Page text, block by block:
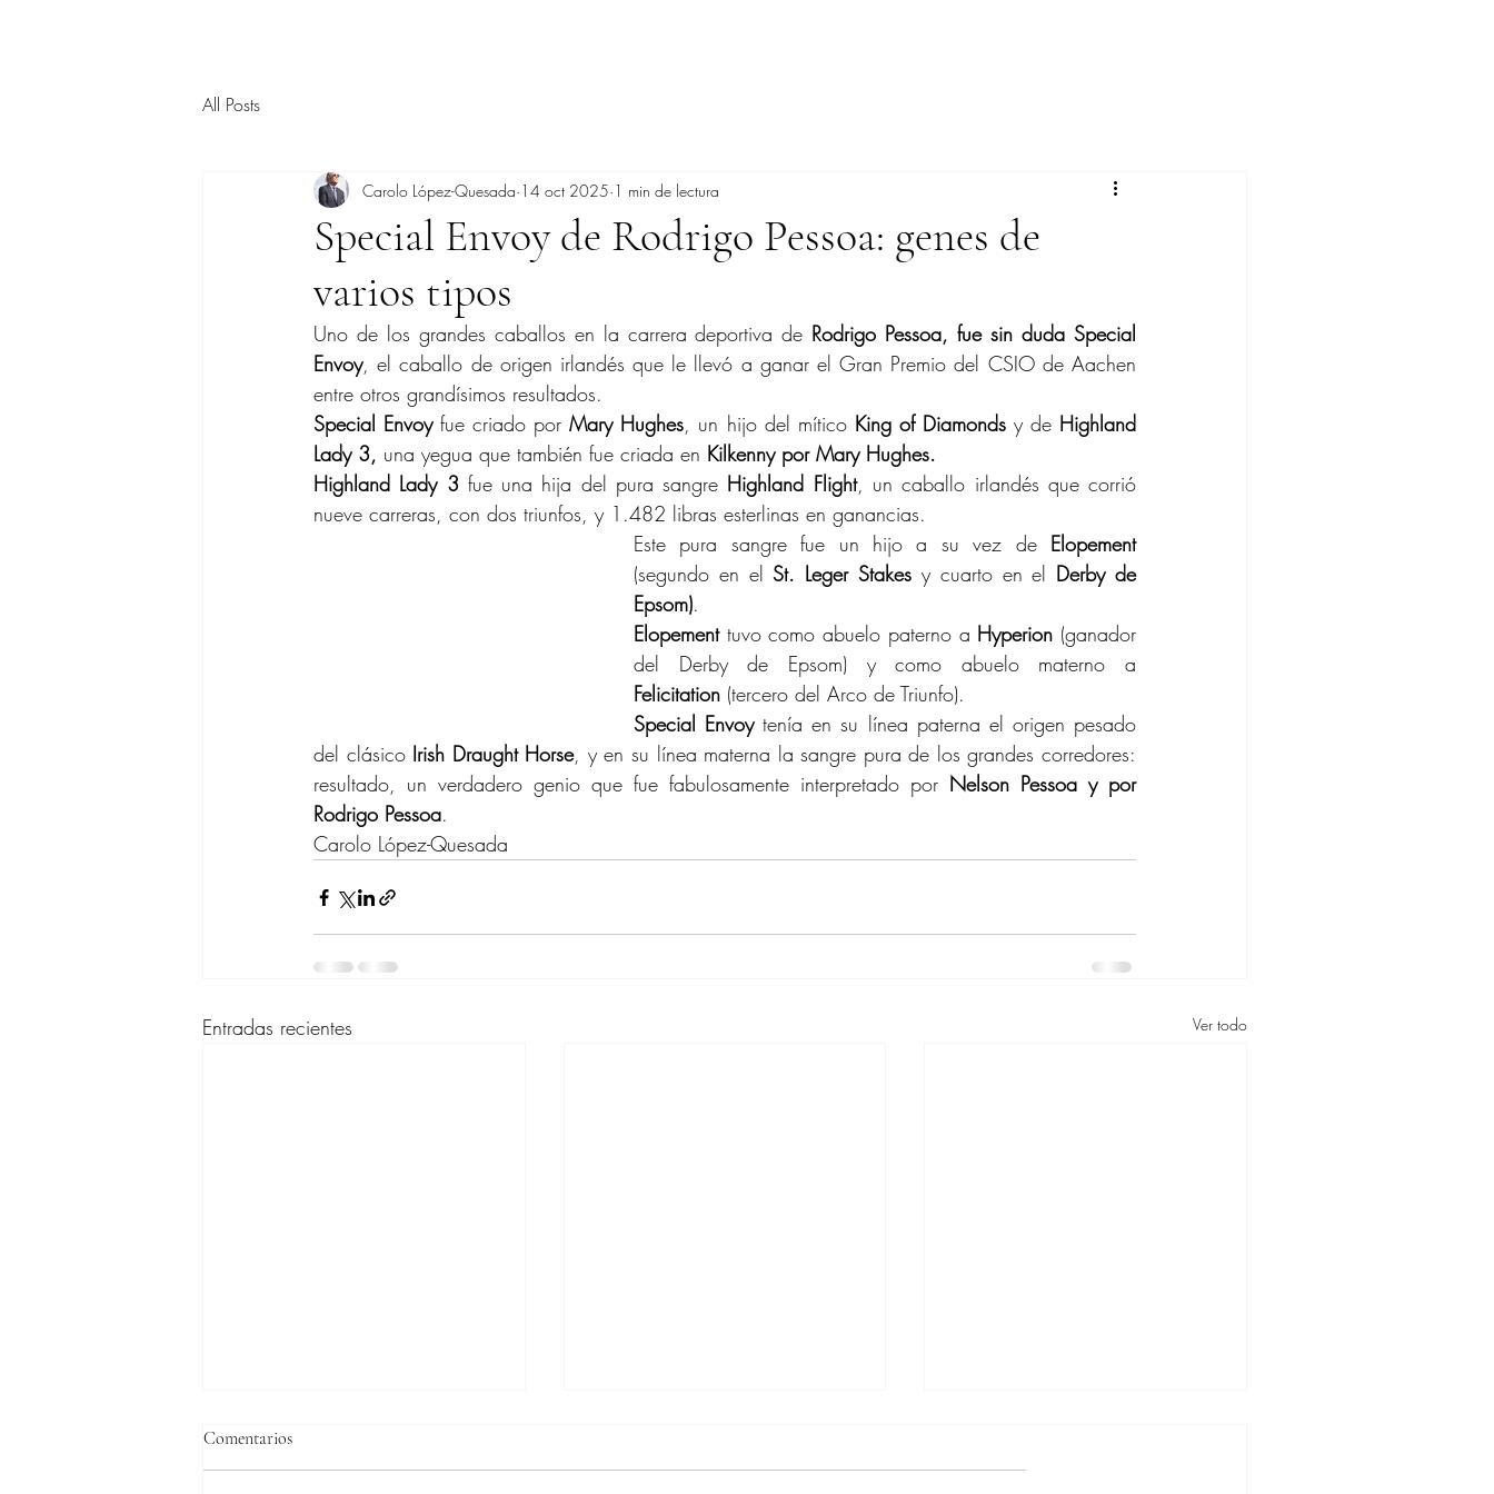
All Posts
Special Envoy de Rodrigo Pessoa: genes de
varios tipos
Carolo López-Quesada 14 oct 2025 1 min de lectura
Uno de los grandes caballos en la carrera deportiva de Rodrigo Pessoa, fue sin duda Special
Envoy, el caballo de origen irlandés que le llevó a ganar el Gran Premio del CSIO de Aachen
entre otros grandísimos resultados.
Special Envoy fue criado por Mary Hughes, un hijo del mítico King of Diamonds y de Highland
Lady 3, una yegua que también fue criada en Kilkenny por Mary Hughes.
Highland Lady 3 fue una hija del pura sangre Highland Flight, un caballo irlandés que corrió
nueve carreras, con dos triunfos, y 1.482 libras esterlinas en ganancias.
Este pura sangre fue un hijo a su vez de Elopement
(segundo en el St. Leger Stakes y cuarto en el Derby de
Epsom).
Elopement tuvo como abuelo paterno a Hyperion (ganador
Felicitation (tercero del Arco de Triunfo).
Special Envoy tenía en su línea paterna el origen pesado
del clásico Irish Draught Horse, y en su línea materna la sangre pura de los grandes corredores:
resultado, un verdadero genio que fue fabulosamente interpretado por Nelson Pessoa y por
Rodrigo Pessoa.
Carolo López-Quesada
Entradas recientes Ver todo
Comentarios